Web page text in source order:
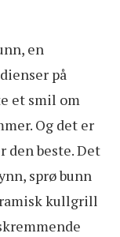
en
på
et smil om
Og det er
den beste. Det
sprø bunn
kullgrill